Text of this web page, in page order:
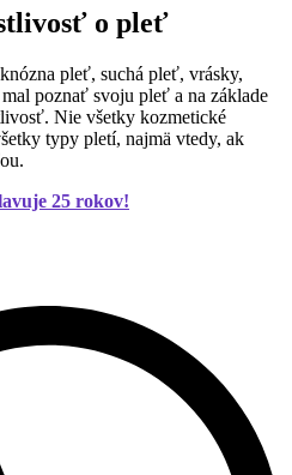
o pleť
pleť, suchá pleť, vrásky,
poznať svoju pleť a na základe
Nie všetky kozmetické
typy pletí, najmä vtedy, ak
25 rokov!